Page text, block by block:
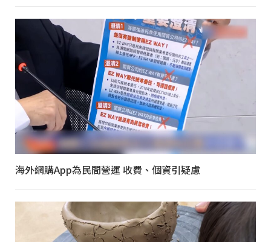
海外網購App為民間營運 收費、個資引疑慮